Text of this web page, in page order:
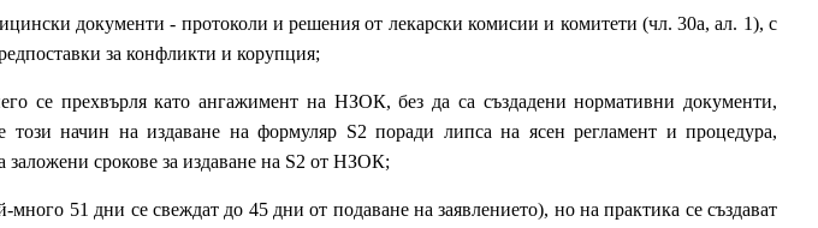
документи - протоколи и решения от лекарски комисии и комитети (чл. 30а, ал. 1), с
за конфликти и корупция;
се прехвърля като ангажимент на НЗОК, без да са създадени нормативни документи,
начин на издаване на формуляр S2 поради липса на ясен регламент и процедура,
заложени срокове за издаване на S2 от НЗОК;
51 дни се свеждат до 45 дни от подаване на заявлението), но на практика се създават